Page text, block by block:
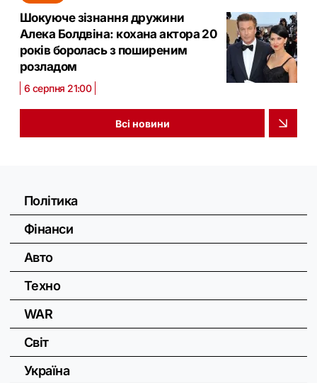
Шокуюче зізнання дружини
Алека Болдвіна: кохана актора 20
років боролась з поширеним
розладом
6 серпня 21:00
Всі новини
Політика
Фінанси
Авто
Техно
WAR
Світ
Україна